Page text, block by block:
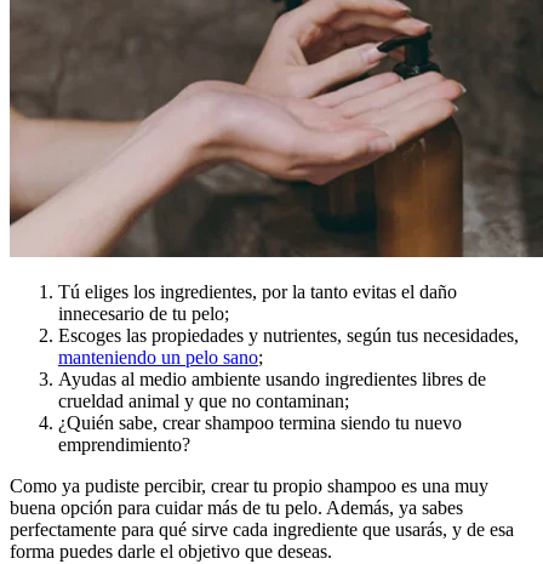
Tú eliges los ingredientes, por la tanto evitas el daño
innecesario de tu pelo;
Escoges las propiedades y nutrientes, según tus necesidades,
manteniendo un pelo sano;
Ayudas al medio ambiente usando ingredientes libres de
crueldad animal y que no contaminan;
¿Quién sabe, crear shampoo termina siendo tu nuevo
emprendimiento?
Como ya pudiste percibir, crear tu propio shampoo es una muy
buena opción para cuidar más de tu pelo. Además, ya sabes
perfectamente para qué sirve cada ingrediente que usarás, y de esa
forma puedes darle el objetivo que deseas.